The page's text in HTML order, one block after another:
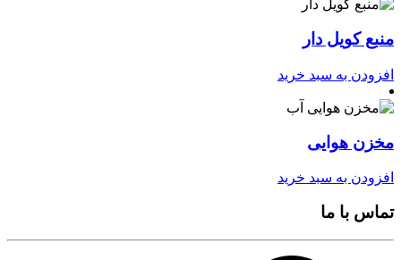
منبع کویل دار
افزودن به سبد خرید
مخزن هوایی
افزودن به سبد خرید
تماس با ما